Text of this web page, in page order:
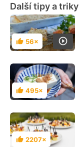
Další tipy a triky
Hodnocení
56×
Hodnocení
495×
Hodnocení
2207×